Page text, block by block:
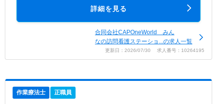
詳細を見る
合同会社CAPOneWorld みん
なの訪問看護ステーショ...の求人一覧
更新日：2026/07/30 求人番号：10264195
作業療法士 正職員